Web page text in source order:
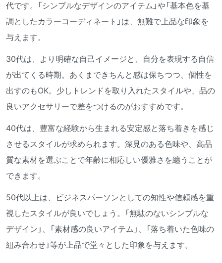
代です。「シンプルなデザインのアイテム」や「基本色を基
調としたカラーコーディネート」は、無難で上品な印象を
与えます。
30代は、より明確な自己イメージと、自分を表現する自信
が出てくる時期。あくまできちんと感は保ちつつ、個性を
出すのもOK。少しトレンドを取り入れたスタイルや、品の
良いアクセサリーで差をつけるのがおすすめです。
40代は、豊富な経験から生まれる安定感と落ち着きを感じ
させるスタイルが求められます。深見のある色味や、高品
質な素材を選ぶことで年齢に相応しい優雅さを纏うことが
できます。
50代以上は、ビジネスパーソンとしての知性や信頼感を重
視したスタイルが良いでしょう。「無駄のないシンプルな
デザイン」、「素材感の良いアイテム」、「落ち着いた色味の
組み合わせ」等が上品で堂々とした印象を与えます。